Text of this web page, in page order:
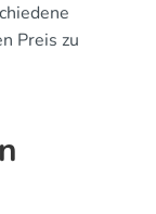
Preis zu